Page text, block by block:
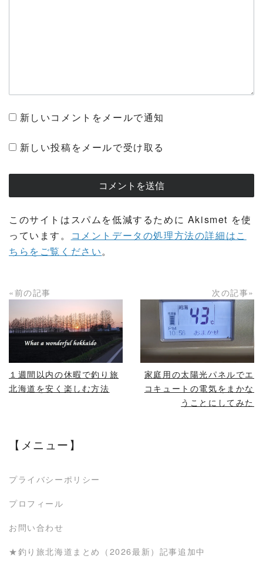
新しいコメントをメールで通知
新しい投稿をメールで受け取る
このサイトはスパムを低減するために Akismet を使
っています。
コメントデータの処理方法の詳細はこ
ちらをご覧ください。
«前の記事
READ MORE
１週間以内の休暇で釣り旅
北海道を安く楽しむ方法
次の記事»
READ MORE
家庭用の太陽光パネルでエ
コキュートの電気をまかな
うことにしてみた
【メニュー】
プライバシーポリシー
プロフィール
お問い合わせ
★釣り旅北海道まとめ（2026最新）記事追加中